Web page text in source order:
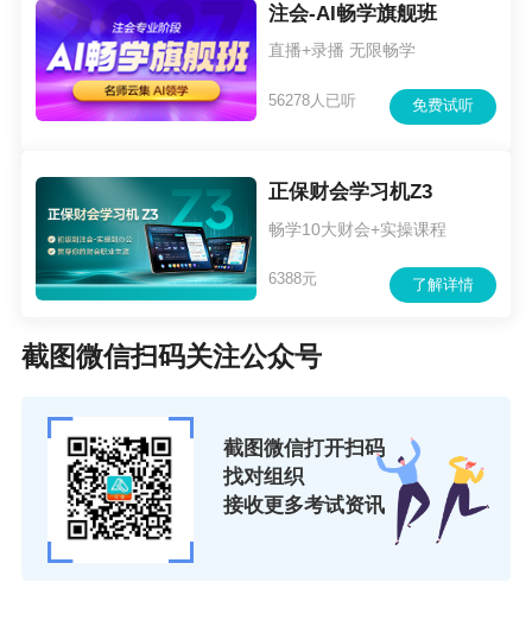
注会-AI畅学旗舰班
直播+录播 无限畅学
免费试听
56278人已听
正保财会学习机Z3
畅学10大财会+实操课程
了解详情
6388元
截图微信扫码关注公众号
截图微信打开扫码
找对组织
接收更多考试资讯